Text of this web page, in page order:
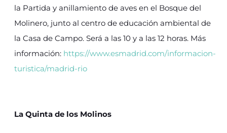
la Partida y anillamiento de aves en el Bosque del
Molinero, junto al centro de educación ambiental de
la Casa de Campo. Será a las 10 y a las 12 horas. Más
información: https://www.esmadrid.com/informacion-
turistica/madrid-rio
La Quinta de los Molinos